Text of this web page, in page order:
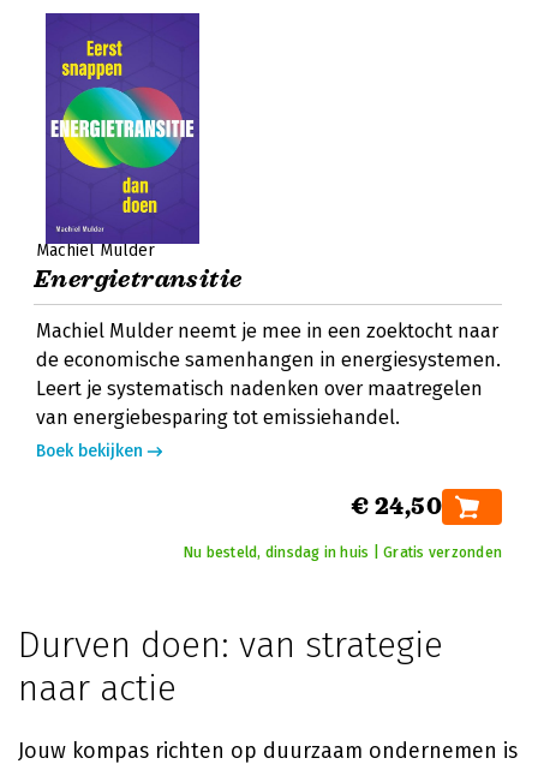
Machiel Mulder
Energietransitie
Machiel Mulder neemt je mee in een zoektocht naar
de economische samenhangen in energiesystemen.
Leert je systematisch nadenken over maatregelen
van energiebesparing tot emissiehandel.
Boek bekijken
€ 24,50
Nu besteld, dinsdag in huis | Gratis verzonden
Durven doen: van strategie
naar actie
Jouw kompas richten op duurzaam ondernemen is